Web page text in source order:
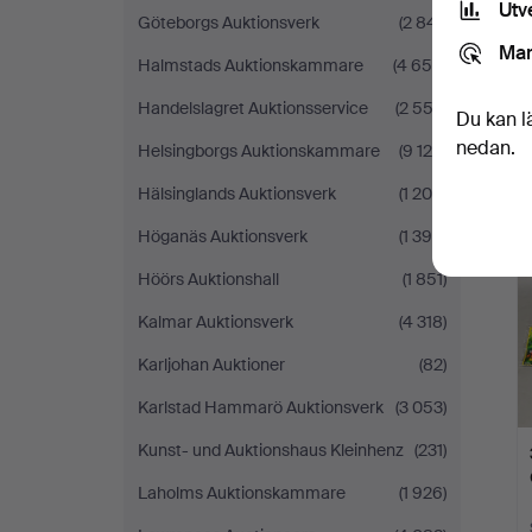
Göteborgs Auktionsverk
(2 841)
Halmstads Auktionskammare
(4 654)
Handelslagret Auktionsservice
(2 552)
Helsingborgs Auktionskammare
(9 129)
Hälsinglands Auktionsverk
(1 208)
Höganäs Auktionsverk
(1 390)
Höörs Auktionshall
(1 851)
Kalmar Auktionsverk
(4 318)
Karljohan Auktioner
(82)
Karlstad Hammarö Auktionsverk (3 053)
Kunst- und Auktionshaus Kleinhenz (231)
Laholms Auktionskammare
(1 926)
Du kan
nedan.